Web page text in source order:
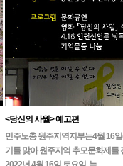
<당신의 사월> 예고편
민주노총 원주지역지부는4월 16
기를 맞아 원주지역 추모문화제를